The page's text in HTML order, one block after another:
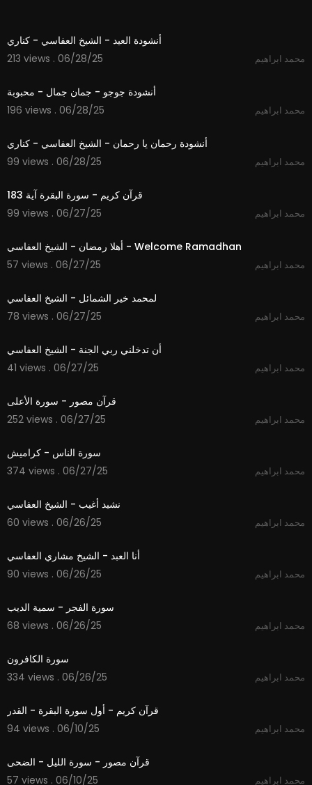
أنشودة العيد - الشيخ العفاسي - كناري
213 views . 06/28/25
محمد ابراهيم
أنشودة جوجو - جمان جمال - محبوبة
196 views . 06/28/25
محمد ابراهيم
أنشودة رحمان يا رحمان - الشيخ العفاسي - كناري
99 views . 06/28/25
محمد ابراهيم
قرآن كريم - سورة البقرة آية 183
99 views . 06/27/25
محمد ابراهيم
أهلا رمضان - الشيخ العفاسي - Welcome Ramadhan
57 views . 06/27/25
محمد ابراهيم
لمحمد خير الشمائل - الشيخ العفاسي
78 views . 06/27/25
محمد ابراهيم
أن تدخلني ربي الجنة - الشيخ العفاسي
41 views . 06/27/25
محمد ابراهيم
قرآن مصور - سورة الأعلى
252 views . 06/27/25
محمد ابراهيم
سورة الناس - كراميش
374 views . 06/27/25
محمد ابراهيم
نشيد أغيب - الشيخ العفاسي
60 views . 06/26/25
محمد ابراهيم
أنا العبد - الشيخ مشاري العفاسي
90 views . 06/26/25
محمد ابراهيم
سورة الفجر - سمية الديب
68 views . 06/26/25
محمد ابراهيم
سورة الكافرون
334 views . 06/26/25
محمد ابراهيم
قرآن كريم - أول سورة البقرة - القدر
94 views . 06/10/25
محمد ابراهيم
قرآن مصور - سورة الليل - الضحى
57 views . 06/10/25
محمد ابراهيم